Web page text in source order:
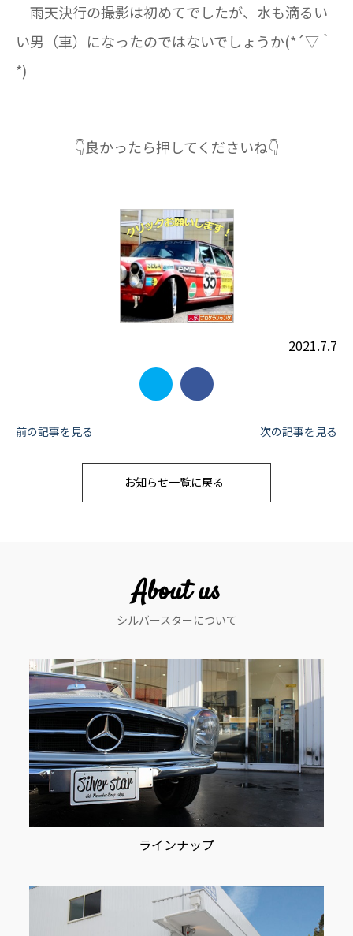
雨天決行の撮影は初めてでしたが、水も滴るい
い男（車）になったのではないでしょうか(*´▽｀
*)
👇良かったら押してくださいね👇
2021.7.7
投
ン
前の記事を見る 次の記事を見る
お知らせ一覧に戻る
About us
シルバースターについて
ラインナップ